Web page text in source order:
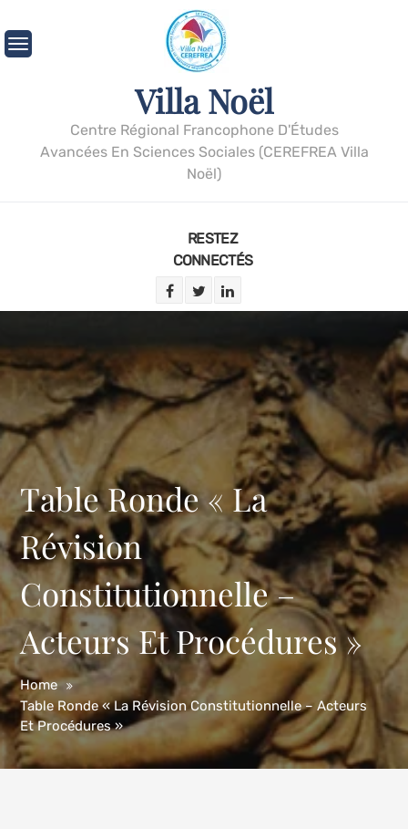
Villa Noël
Centre Régional Francophone D'Études
Avancées En Sciences Sociales (CEREFREA Villa
Noël)
RESTEZ
CONNECTÉS
Table Ronde « La
Révision
Constitutionnelle –
Acteurs Et Procédures »
Home
Table Ronde « La Révision Constitutionnelle – Acteurs
Et Procédures »